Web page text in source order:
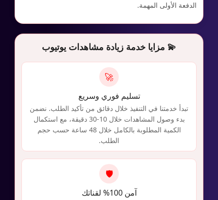
الدفعة الأولى المهمة.
💫 مزايا خدمة زيادة مشاهدات يوتيوب
🚀
تسليم فوري وسريع
تبدأ خدمتنا في التنفيذ خلال دقائق من تأكيد الطلب. نضمن
بدء وصول المشاهدات خلال 10-30 دقيقة، مع استكمال
الكمية المطلوبة بالكامل خلال 48 ساعة حسب حجم
الطلب.
🛡️
آمن 100% لقناتك